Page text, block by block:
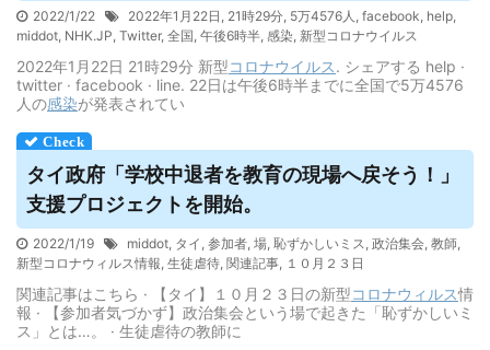
2022/1/22 2022年1月22日 , 21時29分, 5万4576人 , facebook, help,
middot, NHK.JP, Twitter, 全国, 午後6時半, 感染, 新型コロナウイルス
2022年1月22日 21時29分 新型コロナウイルス. シェアする help ·
twitter · facebook · line. 22日は午後6時半までに全国で5万4576
人の感染が発表されてい
タイ政府「学校中退者を教育の現場へ戻そう！」
支援プロジェクトを開始。
2022/1/19 middot, タイ , 参加者, 場, 恥ずかしいミス, 政治集会, 教師,
新型コロナウィルス情報, 生徒虐待, 関連記事, １０月２３日
関連記事はこちら · 【タイ】１０月２３日の新型コロナウィルス情
報 · 【参加者気づかず】政治集会という場で起きた「恥ずかしいミ
ス」とは…。 · 生徒虐待の教師に